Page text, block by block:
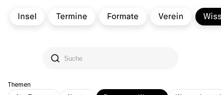
Insel Termine Formate Verein
Themen